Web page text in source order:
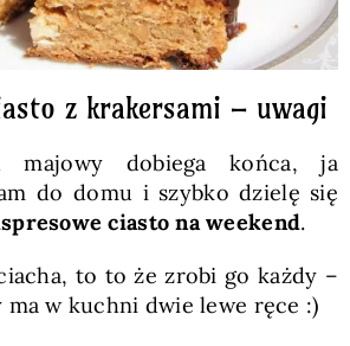
z krakersami – uwagi
majowy dobiega końca, ja
do domu i szybko dzielę się
ciasto na weekend.
to to że zrobi go każdy –
w kuchni dwie lewe ręce :)